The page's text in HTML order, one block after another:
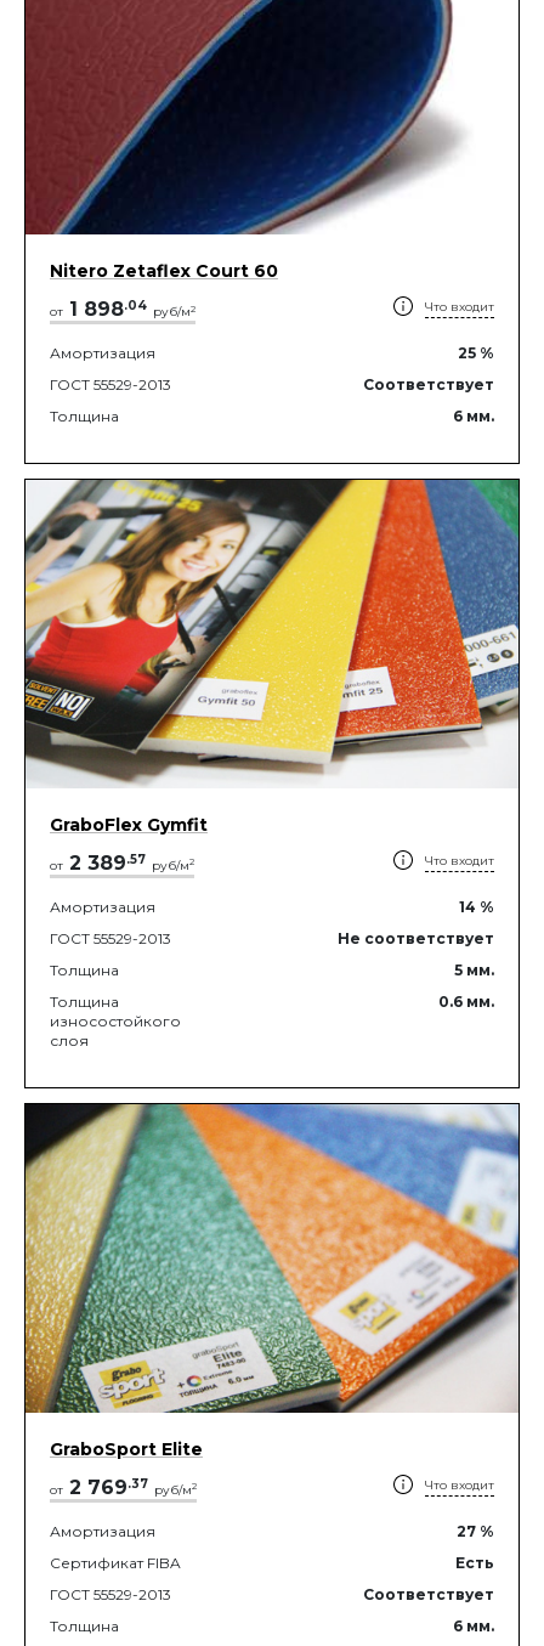
Nitero Zetaflex Court 60
от 1 898.04 руб/м2 Что входит
Амортизация 25 %
ГОСТ 55529-2013
Соответствует
Толщина
6 мм.
GraboFlex Gymfit
от 2 389.57 руб/м2 Что входит
Амортизация 14 %
ГОСТ 55529-2013
Не соответствует
Толщина
5 мм.
Толщина
износостойкого
слоя
0.6 мм.
GraboSport Elite
от 2 769.37 руб/м2 Что входит
Амортизация 27 %
Сертификат FIBA
Есть
ГОСТ 55529-2013
Соответствует
Толщина
6 мм.